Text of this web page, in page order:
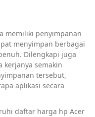
memiliki penyimpanan
menyimpan berbagai
Dilengkapi juga
kerjanya semakin
tersebut,
aplikasi secara
daftar harga hp Acer